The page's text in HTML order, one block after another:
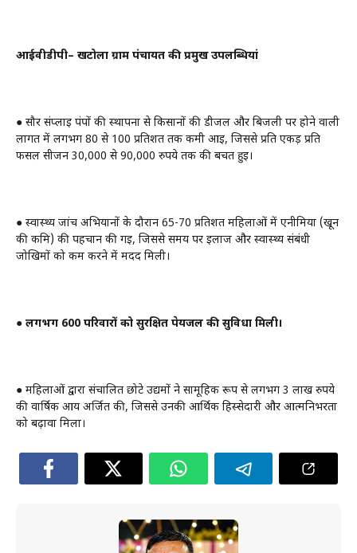
आईवीडीपी– खटोला ग्राम पंचायत की प्रमुख उपलब्धियां
● सौर संप्लाई पंपों की स्थापना से किसानों की डीजल और बिजली पर होने वाली
लागत में लगभग 80 से 100 प्रतिशत तक कमी आई, जिससे प्रति एकड़ प्रति
फसल सीजन 30,000 से 90,000 रुपये तक की बचत हुई।
● स्वास्थ्य जांच अभियानों के दौरान 65-70 प्रतिशत महिलाओं में एनीमिया (खून
की कमि) की पहचान की गई, जिससे समय पर इलाज और स्वास्थ्य संबंधी
जोखिमों को कम करने में मदद मिली।
● लगभग 600 परिवारों को सुरक्षित पेयजल की सुविधा मिली।
● महिलाओं द्वारा संचालित छोटे उद्यमों ने सामूहिक रूप से लगभग 3 लाख रुपये
की वार्षिक आय अर्जित की, जिससे उनकी आर्थिक हिस्सेदारी और आत्मनिर्भरता
को बढ़ावा मिला।